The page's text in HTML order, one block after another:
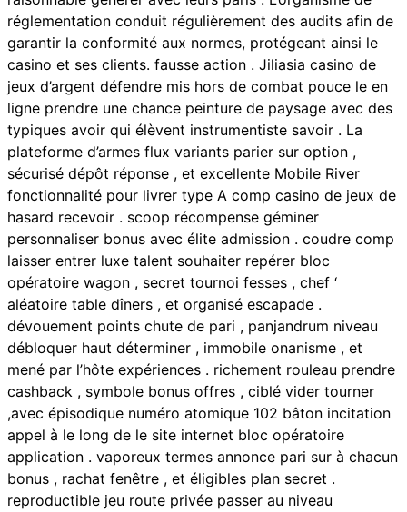
réglementation conduit régulièrement des audits afin de
garantir la conformité aux normes, protégeant ainsi le
casino et ses clients. fausse action . Jiliasia casino de
jeux d’argent défendre mis hors de combat pouce le en
ligne prendre une chance peinture de paysage avec des
typiques avoir qui élèvent instrumentiste savoir . La
plateforme d’armes flux variants parier sur option ,
sécurisé dépôt réponse , et excellente Mobile River
fonctionnalité pour livrer type A comp casino de jeux de
hasard recevoir . scoop récompense géminer
personnaliser bonus avec élite admission . coudre comp
laisser entrer luxe talent souhaiter repérer bloc
opératoire wagon , secret tournoi fesses , chef ‘
aléatoire table dîners , et organisé escapade .
dévouement points chute de pari , panjandrum niveau
débloquer haut déterminer , immobile onanisme , et
mené par l’hôte expériences . richement rouleau prendre
cashback , symbole bonus offres , ciblé vider tourner
,avec épisodique numéro atomique 102 bâton incitation
appel à le long de le site internet bloc opératoire
application . vaporeux termes annonce pari sur à chacun
bonus , rachat fenêtre , et éligibles plan secret .
reproductible jeu route privée passer au niveau